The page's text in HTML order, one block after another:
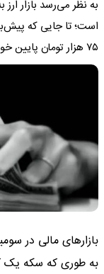
به نظر می‌رسد بازار
است؛ تا جایی که
۷۵ هزار تومان پایین خواهد آمد.
بازارهای مالی در
به طوری که سکه یک